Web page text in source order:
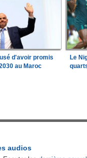
d'avoir promis
au Maroc
Le
audios